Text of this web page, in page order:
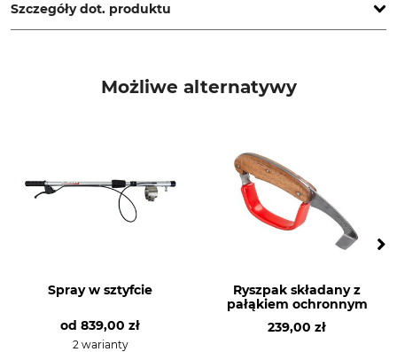
Szczegóły dot. produktu
Możliwe alternatywy
Spray w sztyfcie
od 839,00 zł
2 warianty
Ryszpak składany z
pałąkiem ochronnym
239,00 zł